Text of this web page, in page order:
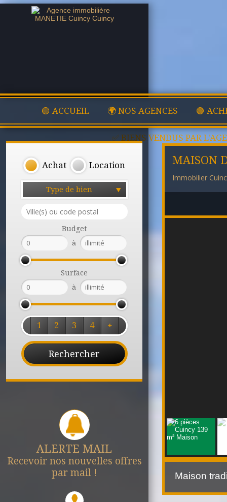
🟢 ACCUEIL 🌍 NOS AGENCES 🟢
✅ BIENS VENDUS PAR
Achat Location
Type de bien
Budget
à
Surface
à
1 2 3 4 +
ALERTE MAIL
Recevoir nos nouvelles offres
par mail !
MAISON
Immobilier
Maison